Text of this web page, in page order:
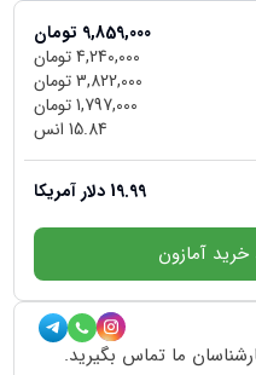
9,859,000 تومان
4,240,000تومان
3,822,000تومان
1,797,000تومان
15.84 انس
19.99 دلار آمریکا
آمازون
ما تماس بگیرید.